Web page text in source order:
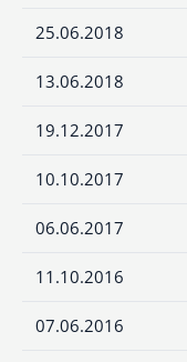
25.06.2018
13.06.2018
19.12.2017
10.10.2017
06.06.2017
11.10.2016
07.06.2016